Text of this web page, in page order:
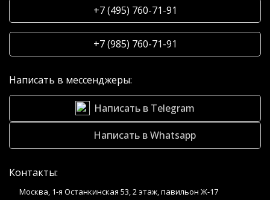
+7 (495) 760-71-91
+7 (985) 760-71-91
Написать в мессенджеры:
Написать в Telegram
Написать в Whatsapp
Контакты:
Москва, 1-я Останкинская 53, 2 этаж, павильон Ж-17